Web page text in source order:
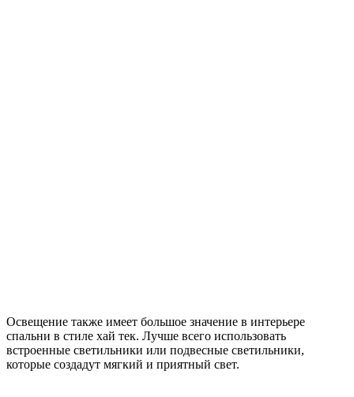
Освещение также имеет большое значение в интерьере
спальни в стиле хай тек. Лучше всего использовать
встроенные светильники или подвесные светильники,
которые создадут мягкий и приятный свет.